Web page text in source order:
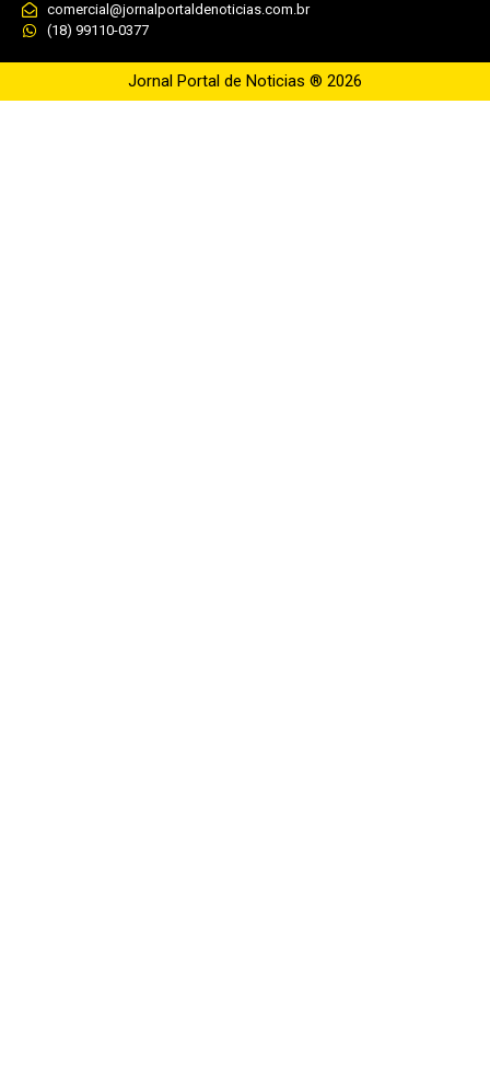
comercial@jornalportaldenoticias.com.br
(18) 99110-0377
Jornal Portal de Noticias ® 2026